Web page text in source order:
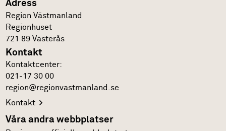
Adress
Region Västmanland
Regionhuset
721 89 Västerås
Kontakt
Kontakt­center:
021-17 30 00
region@regionvastmanland.se
Kontakt
Våra andra webbplatser